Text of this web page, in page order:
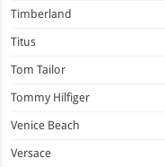
Timberland
Titus
Tom Tailor
Tommy Hilfiger
Venice Beach
Versace